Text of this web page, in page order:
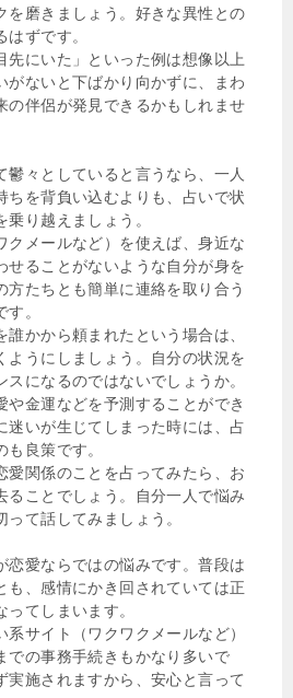
を磨きましょう。好きな異性との
ずです。
先にいた」といった例は想像以上
がないと下ばかり向かずに、まわ
の伴侶が発見できるかもしれませ
鬱々としていると言うなら、一人
ちを背負い込むよりも、占いで状
り越えましょう。
クメールなど）を使えば、身近な
せることがないような自分が身を
方たちとも簡単に連絡を取り合う
。
かから頼まれたという場合は、
ようにしましょう。自分の状況を
スになるのではないでしょうか。
や金運などを予測することができ
迷いが生じてしまった時には、占
良策です。
愛関係のことを占ってみたら、お
ることでしょう。自分一人で悩み
て話してみましょう。
恋愛ならではの悩みです。普段は
も、感情にかき回されていては正
てしまいます。
サイト（ワクワクメールなど）
での事務手続きもかなり多いで
実施されますから、安心と言って